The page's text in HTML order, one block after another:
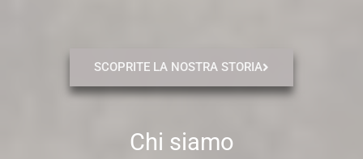
SCOPRITE LA NOSTRA STORIA
Chi siamo